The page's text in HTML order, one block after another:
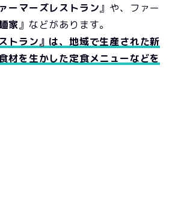
ーマーズレストラン』や、ファー
家』などがあります。
トラン』は、地域で生産された新
材を生かした定食メニューなどを